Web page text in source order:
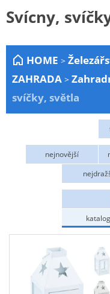
NOVINKY
Plachty
Žebříky a
Stavební
Kemping
NÁBYTEK -
Ploty a pletiva
Úložné boxy
Ochranné
Keramické
Flex. kotouče
Svícny,
HOME >
ZAHRADA >
svíčky, světla
Skladem
nejnovější
katalog